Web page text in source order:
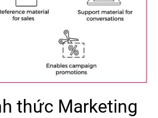
thức Marketing